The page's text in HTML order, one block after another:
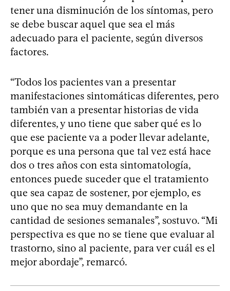
tener una disminución de los síntomas, pero
se debe buscar aquel que sea el más
adecuado para el paciente, según diversos
factores.
“Todos los pacientes van a presentar
manifestaciones sintomáticas diferentes, pero
también van a presentar historias de vida
diferentes, y uno tiene que saber qué es lo
que ese paciente va a poder llevar adelante,
porque es una persona que tal vez está hace
dos o tres años con esta sintomatología,
entonces puede suceder que el tratamiento
que sea capaz de sostener, por ejemplo, es
uno que no sea muy demandante en la
cantidad de sesiones semanales”, sostuvo. “Mi
perspectiva es que no se tiene que evaluar al
trastorno, sino al paciente, para ver cuál es el
mejor abordaje”, remarcó.